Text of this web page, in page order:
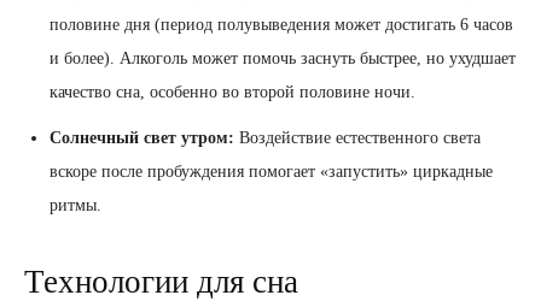
половине дня (период полувыведения может достигать 6 часов
и более). Алкоголь может помочь заснуть быстрее, но ухудшает
качество сна, особенно во второй половине ночи.
Солнечный свет утром: Воздействие естественного света
вскоре после пробуждения помогает «запустить» циркадные
ритмы.
Технологии для сна